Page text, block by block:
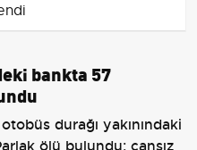
bankta 57
durağı yakınındaki